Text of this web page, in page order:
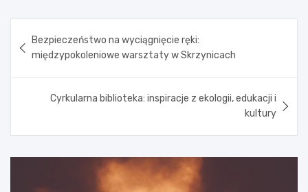
wpisu
Bezpieczeństwo na wyciągnięcie ręki:
międzypokoleniowe warsztaty w Skrzynicach
Cyrkularna biblioteka: inspiracje z ekologii, edukacji i
kultury